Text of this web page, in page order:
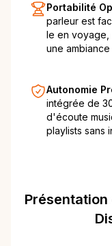
Portabilité
parleur est
le en voyage,
une
Autonomie
intégrée de
d'écoute
playlists sans